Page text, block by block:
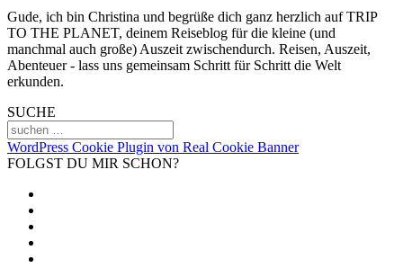
Gude, ich bin Christina und begrüße dich ganz herzlich auf TRIP
TO THE PLANET, deinem Reiseblog für die kleine (und
manchmal auch große) Auszeit zwischendurch. Reisen, Auszeit,
Abenteuer - lass uns gemeinsam Schritt für Schritt die Welt
erkunden.
SUCHE
WordPress Cookie Plugin von Real Cookie Banner
FOLGST DU MIR SCHON?